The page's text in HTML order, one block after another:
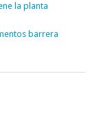
la planta
barrera